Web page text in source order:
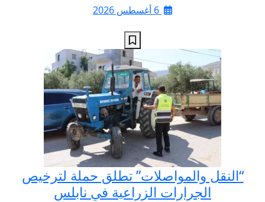
“النقل والمواصلات” تطلق حملة لترخيص
الجرارات الزراعية في نابلس